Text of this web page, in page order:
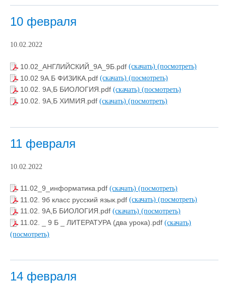
10 февраля
10.02.2022
10.02_АНГЛИЙСКИЙ_9А_9Б.pdf (скачать) (посмотреть)
10.02 9А.Б ФИЗИКА.pdf (скачать) (посмотреть)
10.02. 9А,Б БИОЛОГИЯ.pdf (скачать) (посмотреть)
10.02. 9А,Б ХИМИЯ.pdf (скачать) (посмотреть)
11 февраля
10.02.2022
11.02_9_информатика.pdf (скачать) (посмотреть)
11.02. 9б класс русский язык.pdf (скачать) (посмотреть)
11.02. 9А,Б БИОЛОГИЯ.pdf (скачать) (посмотреть)
11.02. _ 9 Б _ ЛИТЕРАТУРА (два урока).pdf (скачать)
(посмотреть)
14 февраля